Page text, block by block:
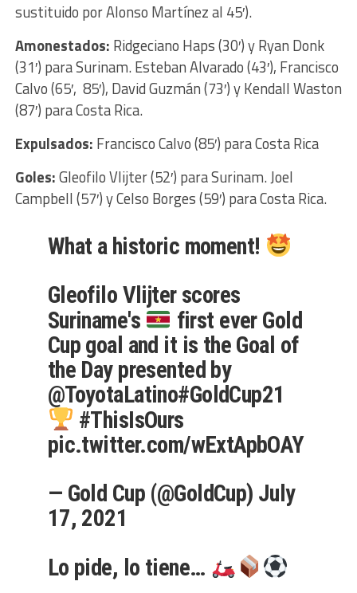
sustituido por Alonso Martínez al 45′).
Amonestados: Ridgeciano Haps (30′) y Ryan Donk
(31′) para Surinam. Esteban Alvarado (43′), Francisco
Calvo (65′, 85′), David Guzmán (73′) y Kendall Waston
(87′) para Costa Rica.
Expulsados: Francisco Calvo (85′) para Costa Rica
Goles:Gleofilo Vlijter (52′) para Surinam. Joel
Campbell (57′) y Celso Borges (59′) para Costa Rica.
What a historic moment!
Gleofilo Vlijter scores
Suriname's
first ever Gold
Cup goal and it is the Goal of
the Day presented by
@ToyotaLatino#GoldCup21
#ThisIsOurs
pic.twitter.com/wExtApbOAY
— Gold Cup (@GoldCup) July
17, 2021
Lo pide, lo tiene…